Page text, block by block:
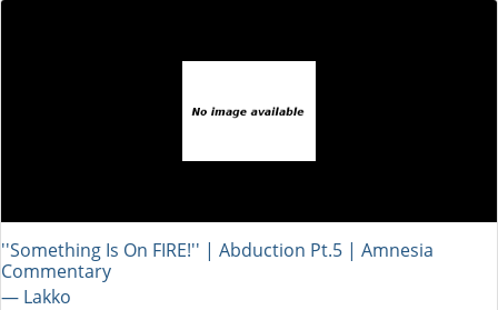
''Something Is On FIRE!'' | Abduction Pt.5 | Amnesia
Commentary
― Lakko